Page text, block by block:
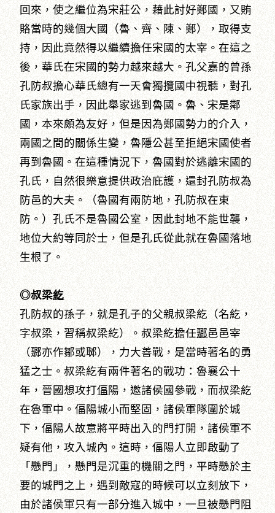
回來，使之繼位為宋莊公，藉此討好鄭國，又賄
賂當時的幾個大國（魯、齊、陳、鄭），取得支
持，因此竟然得以繼續擔任宋國的太宰。在這之
後，華氏在宋國的勢力越來越大。孔父嘉的曾孫
孔防叔擔心華氏總有一天會獨攬國中視聽，對孔
氏家族出手，因此舉家逃到魯國。魯、宋是鄰
國，本來頗為友好，但是因為鄭國勢力的介入，
兩國之間的關係生變，魯隱公甚至拒絕宋國使者
再到魯國。在這種情況下，魯國對於逃離宋國的
孔氏，自然很樂意提供政治庇護，還封孔防叔為
防邑的大夫。（魯國有兩防地，孔防叔在東
防。）孔氏不是魯國公室，因此封地不能世襲，
地位大約等同於士，但是孔氏從此就在魯國落地
生根了。
◎叔梁紇
孔防叔的孫子，就是孔子的父親叔梁紇（名紇，
字叔梁，習稱叔梁紇）。叔梁紇擔任鄹邑邑宰
（鄹亦作鄒或郰），力大善戰，是當時著名的勇
猛之士。叔梁紇有兩件著名的戰功：魯襄公十
年，晉國想攻打偪 陽，邀諸侯國參戰，而叔梁紇
在魯軍中。偪陽城小而堅固，諸侯軍隊圍於城
下，偪陽人故意將平時出入的門打開，諸侯軍不
疑有他，攻入城內。這時，偪陽人立即啟動了
「懸門」，懸門是沉重的機關之門，平時懸於主
要的城門之上，遇到敵寇的時候可以立刻放下，
由於諸侯軍只有一部分進入城中，一旦被懸門阻